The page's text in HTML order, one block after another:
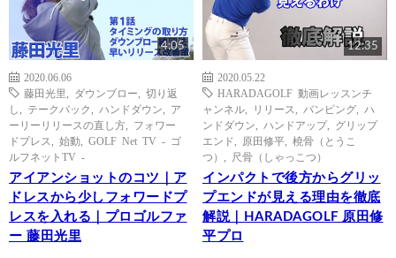
4:05
2020.06.06
藤田光里
ダウンブロー
切り返
し
テークバック ハンドダウン
ア
ーリーリリースの直し方
フォワー
ドプレス
始動
GOLF Net TV - ゴ
ルフネットTV -
アイアンショットのコツ｜ア
ドレスから少しフォワードプ
レスを入れる｜プロゴルファ
ー 藤田光里
12:35
2020.05.22
HARADAGOLF 動画レッスンチ
ャンネル
リリース バンピング
ハ
ンドダウン
ハンドアップ, グリップ
エンド
原田修平
橈骨（とうこ
つ）
尺骨（しゃっこつ）
インパクトで後方からグリッ
プエンドが見える理由を徹底
解説｜HARADAGOLF 原田修
平プロ